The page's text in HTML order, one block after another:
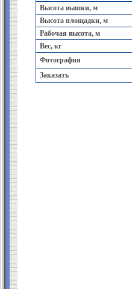
Высота вышки, м
Высота площадки, м
Рабочая высота, м
Вес, кг
Фотография
Заказать